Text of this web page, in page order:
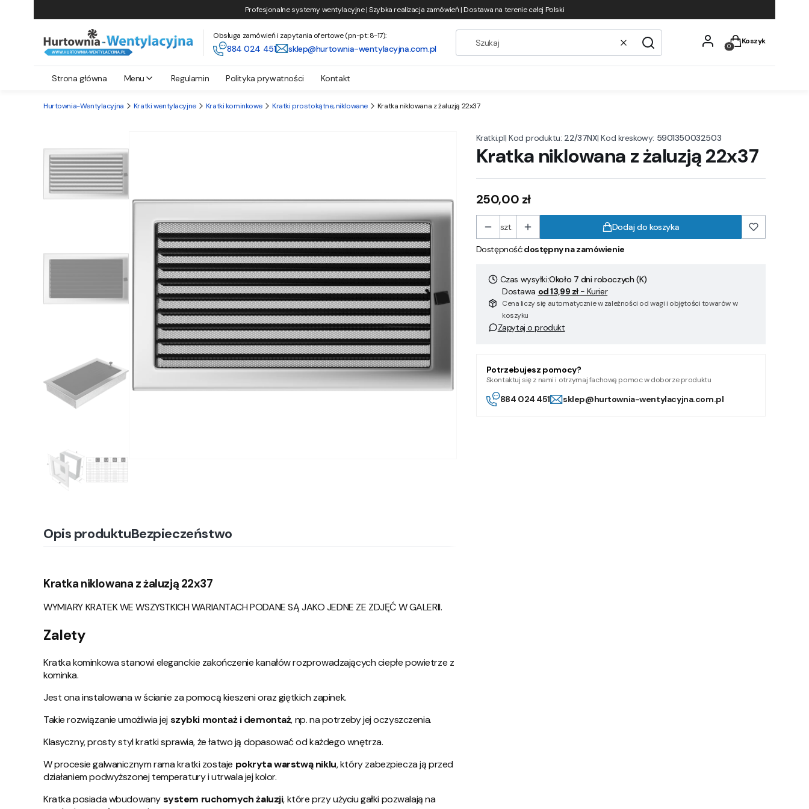
Profesjonalne systemy wentylacyjne | Szybka realizacja zamówień | Dostawa na terenie całej Polski
Obsługa zamówień i zapytania ofertowe (pn-pt: 8-17):
884 024 451 sklep@hurtownia-wentylacyjna.com.pl WyczyśćSzukaj
Produkty w
Koszyk
Strona główna Menu Regulamin Polityka prywatności Kontakt
Hurtownia-Wentylacyjna Kratki wentylacyjne Kratki kominkowe Kratki prostokątne, niklowane Kratka niklowana z żaluzją 22x37
Opis produktuBezpieczeństwo
Kratka niklowana z żaluzją 22x37
WYMIARY KRATEK WE WSZYSTKICH WARIANTACH PODANE SĄ JAKO JEDNE ZE ZDJĘĆ W GALERII.
Zalety
Kratka kominkowa stanowi eleganckie zakończenie kanałów rozprowadzających ciepłe powietrze z
kominka.
Jest ona instalowana w ścianie za pomocą kieszeni oraz giętkich zapinek.
Takie rozwiązanie umożliwia jej szybki montaż i demontaż, np. na potrzeby jej oczyszczenia.
Klasyczny, prosty styl kratki sprawia, że łatwo ją dopasować od każdego wnętrza.
W procesie galwanicznym rama kratki zostaje pokryta warstwą niklu, który zabezpiecza ją przed
działaniem podwyższonej temperatury i utrwala jej kolor.
Kratka posiada wbudowanysystem ruchomych żaluzji, które przy użyciu gałki pozwalają na
Kratki.pl|Kod produktu: 22/37NX|Kod kreskowy: 5901350032503
Kratka niklowana z żaluzją 22x37
Cena
250,00 zł
szt. Dodaj do koszyka
Dostępność:dostępny na zamówienie
Czas wysyłki:Około 7 dni roboczych (K)
Dostawa od 13,99 zł - Kurier
Cena liczy się automatycznie w zależności od wagi i objętości towarów w
koszyku
Zapytaj o produkt
Potrzebujesz pomocy?
Skontaktuj się z nami i otrzymaj fachową pomoc w doborze produktu
884 024 451 sklep@hurtownia-wentylacyjna.com.pl